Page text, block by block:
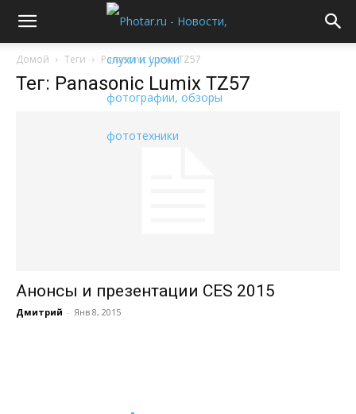
Домой Теги Panasonic Lumix TZ57
Тег: Panasonic Lumix TZ57
Анонсы и презентации CES 2015
Дмитрий - Янв 8, 2015